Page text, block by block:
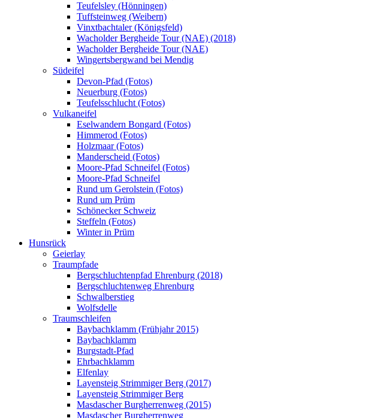
Teufelsley (Hönningen)
Tuffsteinweg (Weibern)
Vinxtbachtaler (Königsfeld)
Wacholder Bergheide Tour (NAE) (2018)
Wacholder Bergheide Tour (NAE)
Wingertsbergwand bei Mendig
Südeifel
Devon-Pfad (Fotos)
Neuerburg (Fotos)
Teufelsschlucht (Fotos)
Vulkaneifel
Eselwandern Bongard (Fotos)
Himmerod (Fotos)
Holzmaar (Fotos)
Manderscheid (Fotos)
Moore-Pfad Schneifel (Fotos)
Moore-Pfad Schneifel
Rund um Gerolstein (Fotos)
Rund um Prüm
Schönecker Schweiz
Steffeln (Fotos)
Winter in Prüm
Hunsrück
Geierlay
Traumpfade
Bergschluchtenpfad Ehrenburg (2018)
Bergschluchtenweg Ehrenburg
Schwalberstieg
Wolfsdelle
Traumschleifen
Baybachklamm (Frühjahr 2015)
Baybachklamm
Burgstadt-Pfad
Ehrbachklamm
Elfenlay
Layensteig Strimmiger Berg (2017)
Layensteig Strimmiger Berg
Masdascher Burgherrenweg (2015)
Masdascher Burgherrenweg